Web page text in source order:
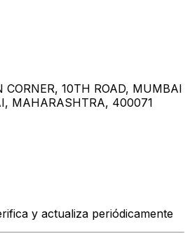
CORNER, 10TH ROAD, MUMBAI
MAHARASHTRA, 400071
y actualiza periódicamente